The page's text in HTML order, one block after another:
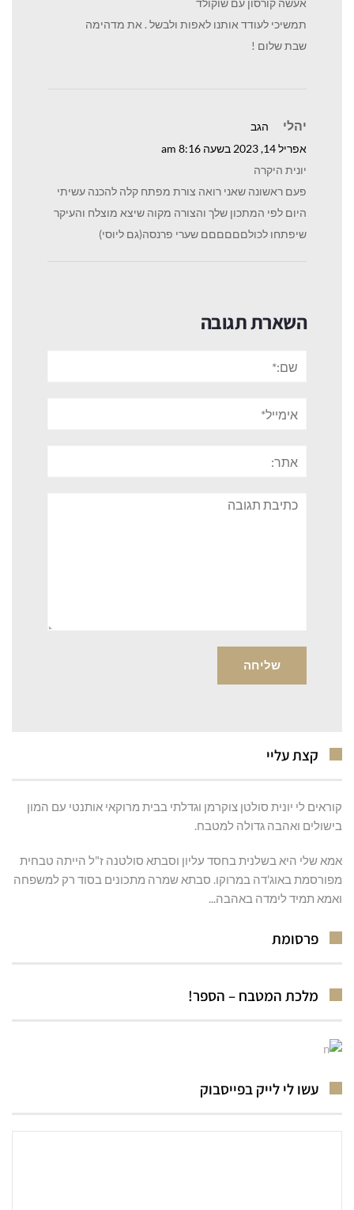
אעשה קורסון עם שוקולד
תמשיכי לעודד אותנו לאפות ולבשל . את מדהימה
שבת שלום !
יהלי
הגב
אפריל 14, 2023 בשעה 8:16 am
יונית היקרה
פעם ראשונה שאני רואה צורת מפתח קלה להכנה עשיתי
היום לפי המתכון שלך והצורה מקוה שיצא מוצלח והעיקר
שיפתחו לכולםםםםםם שערי פרנסה(גם ליוסי)
השארת תגובה
תגובה
קצת עליי
קוראים לי יונית סולטן צוקרמן וגדלתי בבית מרוקאי אותנטי עם המון
בישולים ואהבה גדולה למטבח.
אמא שלי היא בשלנית בחסד עליון וסבתא סולטנה ז"ל הייתה טבחית
מפורסמת באוג'דה במרוקו. סבתא שמרה מתכונים בסוד רק למשפחה
ואמא תמיד לימדה באהבה...
פרסומת
מלכת המטבח – הספר!
עשו לי לייק בפייסבוק